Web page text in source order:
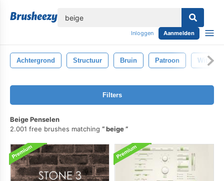
Inloggen Aanmelden
Achtergrond Structuur Bruin Patroon Wit
Filters
Beige Penselen
2.001 free brushes matching
beige